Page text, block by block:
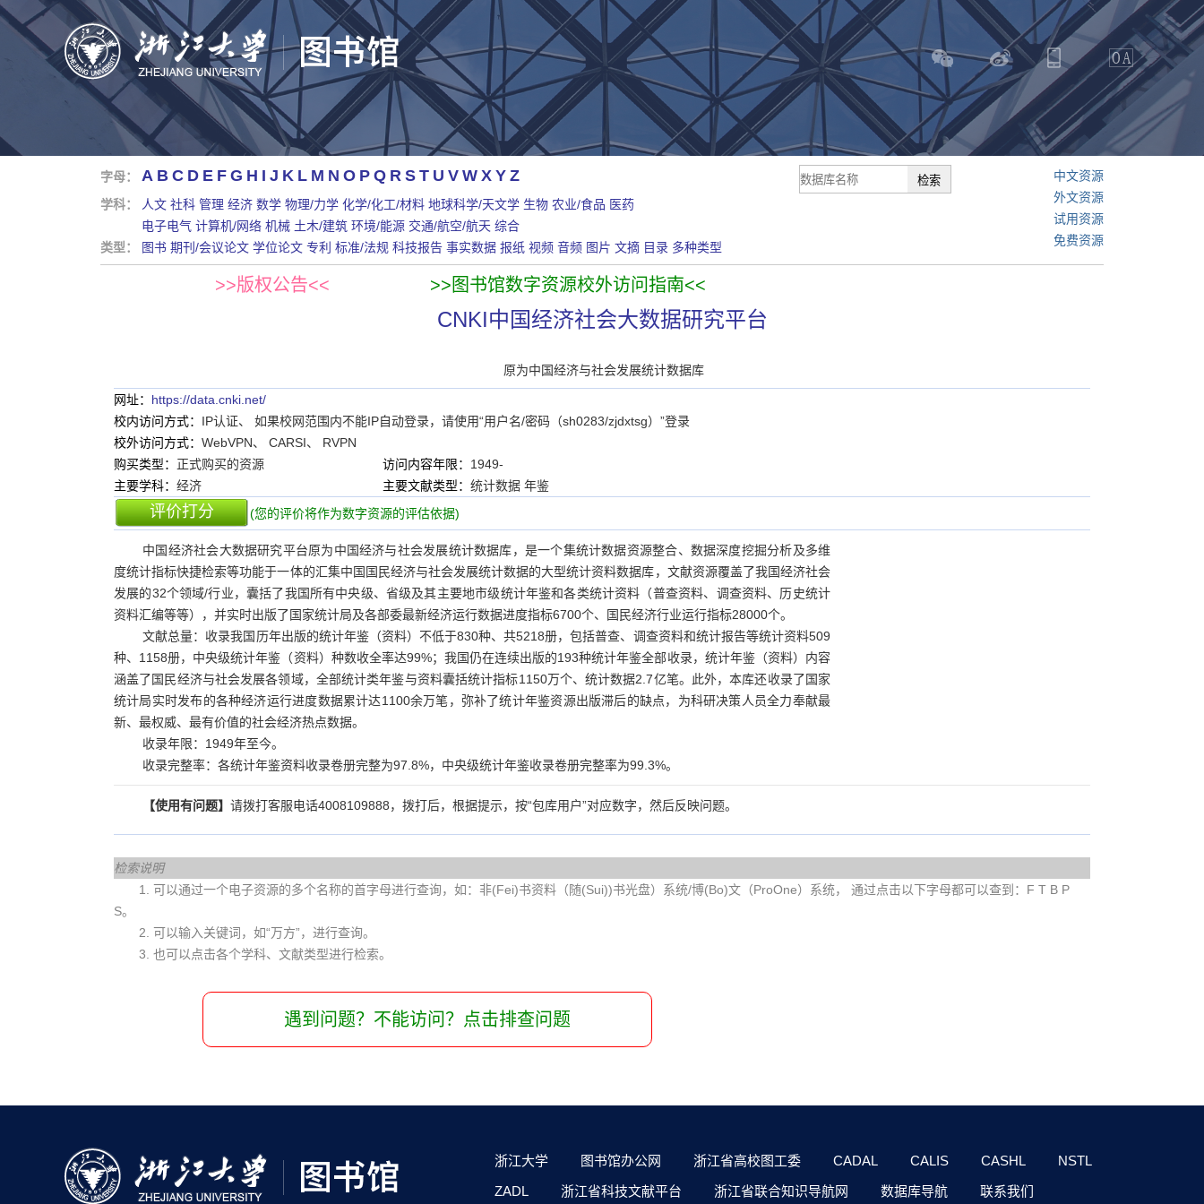
字母： A B C D E F G H I J K L M N O P Q R S T U V W X Y Z
学科： 人文 社科 管理 经济 数学 物理/力学 化学/化工/材料 地球科学/天文学 生物 农业/食品 医药
电子电气 计算机/网络 机械 土木/建筑 环境/能源 交通/航空/航天 综合
类型：
图书 期刊/会议论文 学位论文 专利 标准/法规 科技报告 事实数据 报纸 视频 音频 图片 文摘 目录 多种类型
中文资源
外文资源
试用资源
免费资源
>>版权公告<< >>图书馆数字资源校外访问指南<<
CNKI中国经济社会大数据研究平台
原为中国经济与社会发展统计数据库
网址： https://data.cnki.net/
校内访问方式： IP认证、 如果校网范围内不能IP自动登录，请使用“用户名/密码（sh0283/zjdxtsg）”登录
校外访问方式： WebVPN、 CARSI、 RVPN
购买类型： 正式购买的资源 访问内容年限： 1949-
主要学科： 经济 主要文献类型： 统计数据 年鉴
评价打分 (您的评价将作为数字资源的评估依据)
中国经济社会大数据研究平台原为中国经济与社会发展统计数据库，是一个集统计数据资源整合、数据深度挖掘分析及多维
度统计指标快捷检索等功能于一体的汇集中国国民经济与社会发展统计数据的大型统计资料数据库，文献资源覆盖了我国经济社会
发展的32个领域/行业，囊括了我国所有中央级、省级及其主要地市级统计年鉴和各类统计资料（普查资料、调查资料、历史统计
资料汇编等等），并实时出版了国家统计局及各部委最新经济运行数据进度指标6700个、国民经济行业运行指标28000个。
文献总量：收录我国历年出版的统计年鉴（资料）不低于830种、共5218册，包括普查、调查资料和统计报告等统计资料509
种、1158册，中央级统计年鉴（资料）种数收全率达99%；我国仍在连续出版的193种统计年鉴全部收录，统计年鉴（资料）内容
涵盖了国民经济与社会发展各领域，全部统计类年鉴与资料囊括统计指标1150万个、统计数据2.7亿笔。此外，本库还收录了国家
统计局实时发布的各种经济运行进度数据累计达1100余万笔，弥补了统计年鉴资源出版滞后的缺点，为科研决策人员全力奉献最
新、最权威、最有价值的社会经济热点数据。
收录年限：1949年至今。
收录完整率：各统计年鉴资料收录卷册完整为97.8%，中央级统计年鉴收录卷册完整率为99.3%。
【使用有问题】请拨打客服电话4008109888，拨打后，根据提示，按“包库用户”对应数字，然后反映问题。
检索说明
1. 可以通过一个电子资源的多个名称的首字母进行查询，如：非(Fei)书资料（随(Sui))书光盘）系统/博(Bo)文（ProOne）系统， 通过点击以下字母都可以查到：F T B P
S。
2. 可以输入关键词，如“万方”，进行查询。
3. 也可以点击各个学科、文献类型进行检索。
遇到问题？不能访问？点击排查问题
浙江大学 图书馆办公网 浙江省高校图工委 CADAL CALIS CASHL
NSTL
ZADL
浙江省科技文献平台 浙江省联合知识导航网 数据库导航 联系我们